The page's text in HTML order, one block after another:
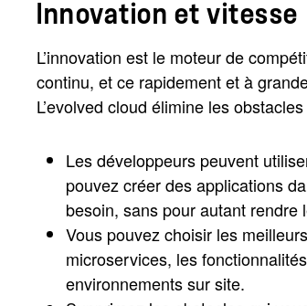
Innovation et vitesse
L’innovation est le moteur de
continu, et ce rapidement et à
L’evolved cloud élimine les
Les développeurs peuvent
pouvez créer des applications
besoin, sans pour autant rendre
Vous pouvez choisir les
microservices, les
environnements sur site.